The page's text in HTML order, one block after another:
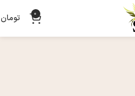
0 تومان